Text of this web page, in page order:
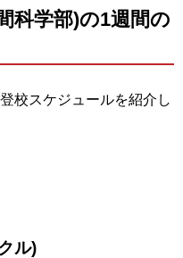
科学部)の1週間の
校スケジュールを紹介し
ル)